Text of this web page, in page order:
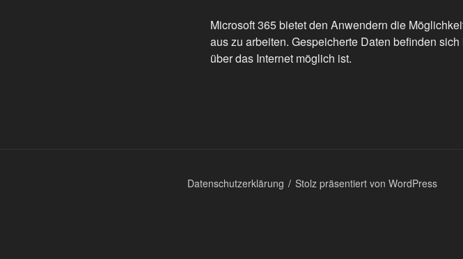
Microsoft 365 bietet den Anwendern die
aus zu arbeiten. Gespeicherte Daten befinden
über das Internet möglich ist.
Datenschutzerklärung Stolz präsentiert von WordPress